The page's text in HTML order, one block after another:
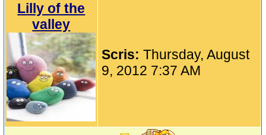
Lilly of the
valley
Scris:Thursday, August
9, 2012 7:37 AM